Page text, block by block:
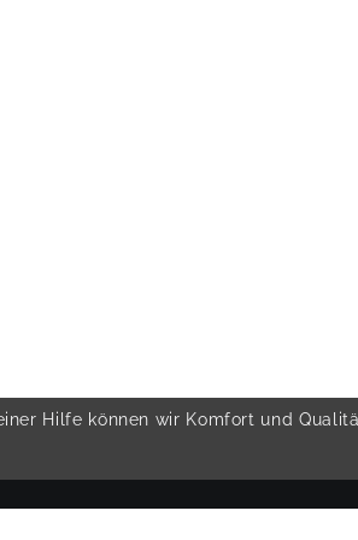
Hilfe können wir Komfort und